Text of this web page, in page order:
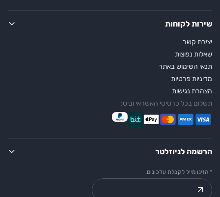
שירות לקוחות
יצירת קשר
שאלות נפוצות
תנאי השימוש באתר
מדיניות פרטיות
הצהרת נגישות
תשלום בכל כרטיסי האשראי וביט:
הרשמה לניוזלטר
* הזינו מייל לקבלת עדכונים.